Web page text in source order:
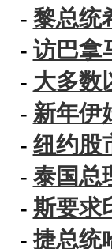
- 黎总统
- 访巴拿
- 大多数
- 新年伊
- 纽约股
- 泰国总
- 斯要求
-捷总统